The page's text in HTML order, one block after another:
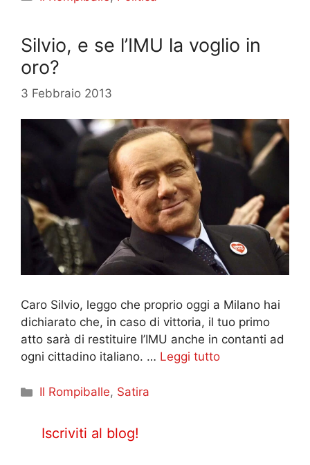
Silvio, e se l’IMU la voglio in
oro?
3 Febbraio 2013
Caro Silvio, leggo che proprio oggi a Milano hai
dichiarato che, in caso di vittoria, il tuo primo
atto sarà di restituire l’IMU anche in contanti ad
ogni cittadino italiano. … Leggi tutto
Categorie
Il Rompiballe, Satira
Iscriviti al blog!